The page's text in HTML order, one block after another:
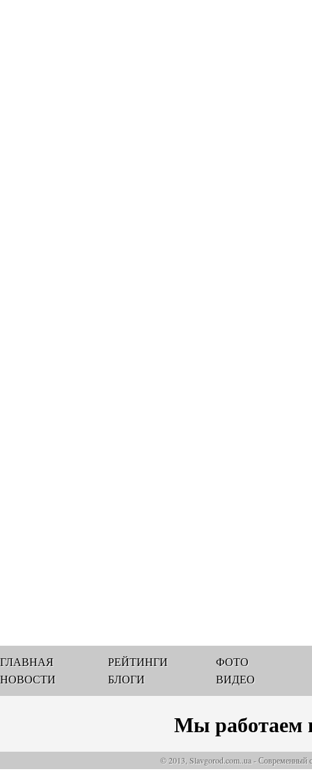
ГЛАВНАЯ
НОВОСТИ
РЕЙТИНГИ
БЛОГИ
ФОТО
ВИДЕО
Мы работаем
© 2013, Slavgorod.com..ua - Современный